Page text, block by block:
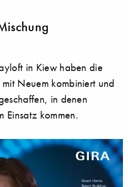
in Kiew haben die
Neuem kombiniert und
in denen
Einsatz kommen.